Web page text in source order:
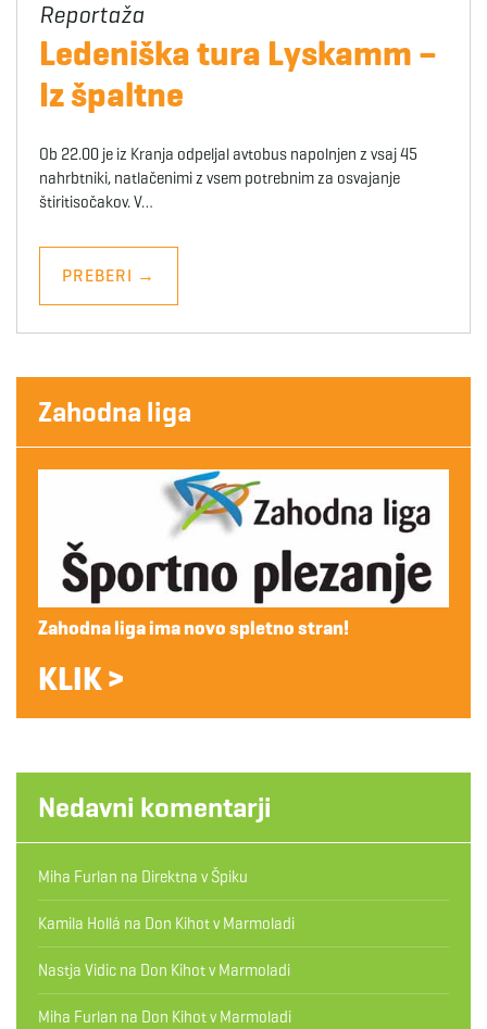
Ledeniška tura Lyskamm –
Iz špaltne
Ob 22.00 je iz Kranja odpeljal avtobus napolnjen z vsaj 45
nahrbtniki, natlačenimi z vsem potrebnim za osvajanje
štiritisočakov. V…
PREBERI →
Zahodna liga
Zahodna liga ima novo spletno stran!
KLIK >
Nedavni komentarji
Miha Furlan na Direktna v Špiku
Kamila Hollá na Don Kihot v Marmoladi
Nastja Vidic na Don Kihot v Marmoladi
Miha Furlan na Don Kihot v Marmoladi